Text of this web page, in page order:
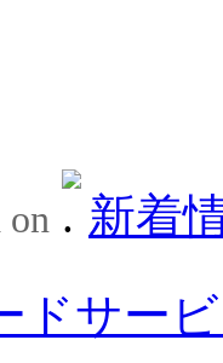
on
新着
ドサー